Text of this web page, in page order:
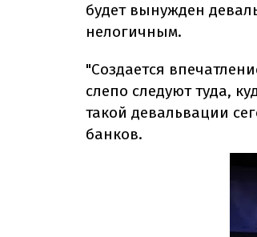
будет вынужден
нелогичным.
"Создается
слепо следуют туда,
такой девальвации
банков.